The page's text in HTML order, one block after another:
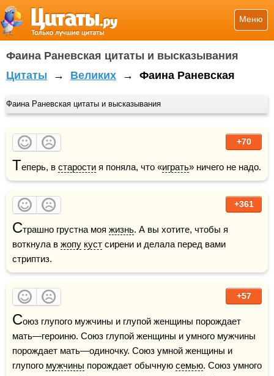
Меню
Фаина Раневская цитаты и высказывания
Цитаты → Великих → Фаина Раневская
Фаина Раневская цитаты и высказывания
+70
Теперь, в старости я поняла, что «играть» ничего не надо.
+361
Страшно грустна моя жизнь. А вы хотите, чтобы я
воткнула в жопу куст сирени и делала перед вами
стриптиз.
+57
Союз глупого мужчины и глупой женщины порождает
мать—героиню. Союз глупой женщины и умного мужчины
порождает мать—одиночку. Союз умной женщины и
глупого мужчины порождает обычную семью. Союз умного